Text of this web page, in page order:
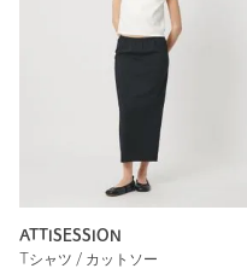
ATTISESSION
Tシャツ / カットソー